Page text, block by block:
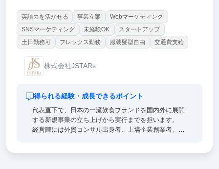
英語力を活かせる 事業立案
Webマーケティング
SNSマーケティング
未経験OK
スタートアップ
土日勤務可
フレックス勤務 服装髪型自由 交通費支給
株式会社JSTARs
得られる経験・成長できるポイント
代表直下で、日本の一流飲食ブランドを国内外に展開
する新規事業の立ち上げから実行までを担います。
経営陣には外資コンサル出身者、上場企業創業者、海